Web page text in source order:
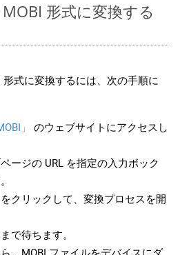
形式に変換する
形式に変換するには、次の手順に
」
のウェブサイトにアクセスし
ージの URL を指定の入力ボック
をクリックして、変換プロセスを開
で待ちます。